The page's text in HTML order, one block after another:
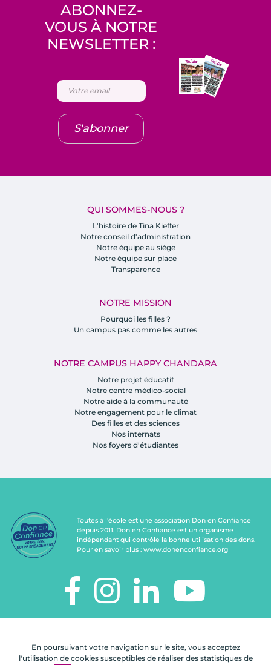
En poursuivant votre navigation sur le site, vous acceptez
l'utilisation de cookies susceptibles de réaliser des statistiques de
QUI SOMMES-NOUS ?
L'histoire de Tina Kieffer
Notre conseil d'administration
Notre équipe au siège
Notre équipe sur place
Transparence
NOTRE MISSION
Pourquoi les filles ?
Un campus pas comme les autres
NOTRE CAMPUS HAPPY CHANDARA
Notre projet éducatif
Notre centre médico-social
Notre aide à la communauté
Notre engagement pour le climat
Des filles et des sciences
Nos internats
Nos foyers d'étudiantes
ABONNEZ-
VOUS À NOTRE
NEWSLETTER :
S'abonner
Toutes à l'école est une association Don en Confiance
depuis 2011. Don en Confiance est un organisme
indépendant qui contrôle la bonne utilisation des dons.
Pour en savoir plus : www.donenconfiance.org
92100 Boulogne-Billancourt